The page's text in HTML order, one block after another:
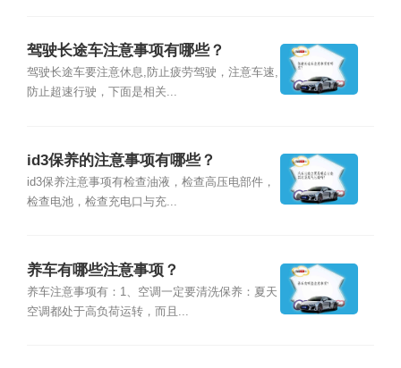
驾驶长途车注意事项有哪些？
驾驶长途车要注意休息,防止疲劳驾驶，注意车速,
防止超速行驶，下面是相关...
id3保养的注意事项有哪些？
id3保养注意事项有检查油液，检查高压电部件，
检查电池，检查充电口与充...
养车有哪些注意事项？
养车注意事项有：1、空调一定要清洗保养：夏天
空调都处于高负荷运转，而且...